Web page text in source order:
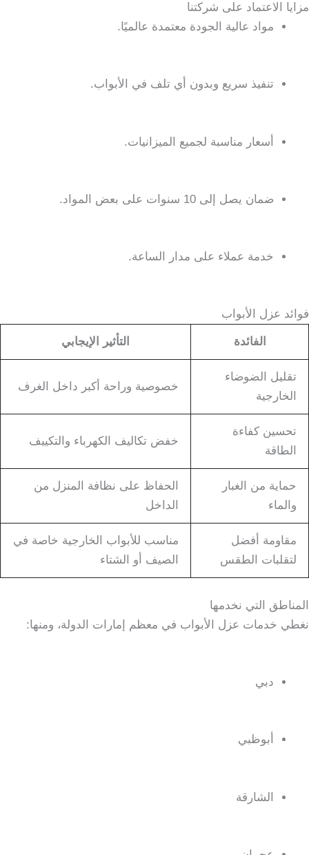
مزايا الاعتماد على شركتنا
مواد عالية الجودة معتمدة عالميًا.
تنفيذ سريع وبدون أي تلف في الأبواب.
أسعار مناسبة لجميع الميزانيات.
ضمان يصل إلى 10 سنوات على بعض المواد.
خدمة عملاء على مدار الساعة.
فوائد عزل الأبواب
الفائدة التأثير الإيجابي
تقليل الضوضاء
الخارجية
خصوصية وراحة أكبر داخل الغرف
تحسين كفاءة
الطاقة
خفض تكاليف الكهرباء والتكييف
حماية من الغبار
والماء
الحفاظ على نظافة المنزل من
الداخل
مقاومة أفضل
لتقلبات الطقس
مناسب للأبواب الخارجية خاصة في
الصيف أو الشتاء
المناطق التي نخدمها
نغطي خدمات عزل الأبواب في معظم إمارات الدولة، ومنها:
دبي
أبوظبي
الشارقة